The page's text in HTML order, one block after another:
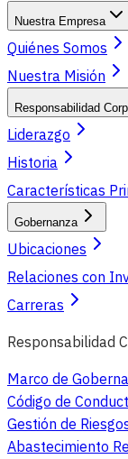
Nuestra Empresa
Quiénes Somos
Nuestra Misión
Responsabilidad
Liderazgo
Historia
Características
Gobernanza
Ubicaciones
Relaciones con
Carreras
Responsabilidad
Marco de
Código de
Gestión de
Abastecimiento